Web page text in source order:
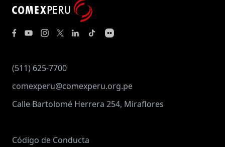
(511) 625-7700
comexperu@comexperu.org.pe
Calle Bartolomé Herrera 254, Miraflores
Código de Conducta